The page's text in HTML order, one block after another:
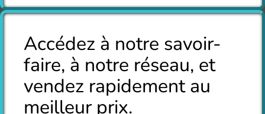
Accédez à notre savoir-
faire, à notre réseau, et
vendez rapidement au
meilleur prix.